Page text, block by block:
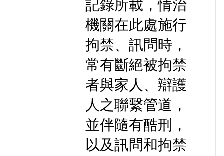
記錄所載，情治
機關在此處施行
拘禁、訊問時，
常有斷絕被拘禁
者與家人、辯護
人之聯繫管道，
並伴隨有酷刑，
以及訊問和拘禁